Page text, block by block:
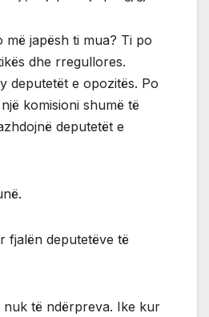
më japësh ti mua? Ti po
dhe rregullores.
deputetët e opozitës. Po
komisioni shumë të
deputetët e
fjalën deputetëve të
nuk të ndërpreva. Ike kur